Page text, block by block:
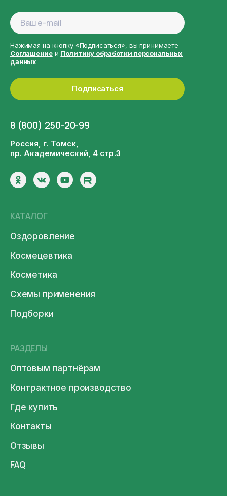
8 (800) 250-20-99
Россия, г. Томск,
пр. Академический, 4 стр.3
РАЗДЕЛЫ
Оптовым партнёрам
Контрактное производство
Где купить
Контакты
Отзывы
FAQ
КАТАЛОГ
Оздоровление
Космецевтика
Косметика
Схемы применения
Подборки
Подписаться
Нажимая на кнопку «Подписаться», вы принимаете
Соглашениеи Политику обработки персональных
данных